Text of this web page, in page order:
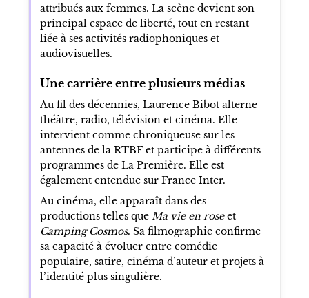
attribués aux femmes. La scène devient son
principal espace de liberté, tout en restant
liée à ses activités radiophoniques et
audiovisuelles.
Une carrière entre plusieurs médias
Au fil des décennies, Laurence Bibot alterne
théâtre, radio, télévision et cinéma. Elle
intervient comme chroniqueuse sur les
antennes de la RTBF et participe à différents
programmes de La Première. Elle est
également entendue sur France Inter.
Au cinéma, elle apparaît dans des
productions telles que Ma vie en roseet
Camping Cosmos. Sa filmographie confirme
sa capacité à évoluer entre comédie
populaire, satire, cinéma d’auteur et projets à
l’identité plus singulière.